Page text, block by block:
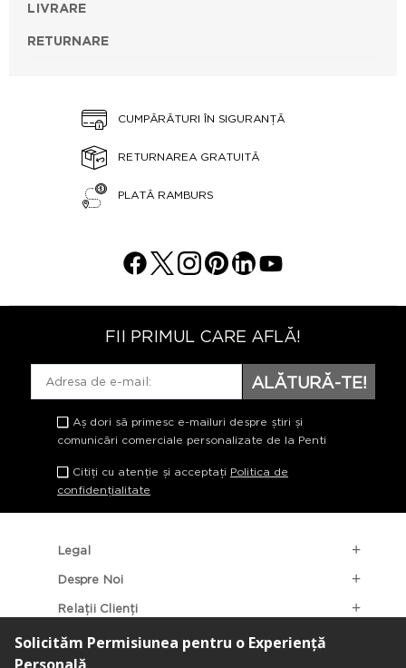
LIVRARE
RETURNARE
CUMPĂRĂTURI ÎN SIGURANȚĂ
RETURNAREA GRATUITĂ
PLATĂ RAMBURS
FII PRIMUL CARE AFLĂ!
ALĂTURĂ-TE!
Aș dori să primesc e-mailuri despre știri și
comunicări comerciale personalizate de la Penti
Citiți cu atenție și acceptați Politica de
confidențialitate
Legal
Despre Noi
Relații Clienți
Categorii Populare